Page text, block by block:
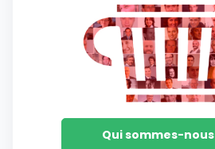
Qui sommes-nous